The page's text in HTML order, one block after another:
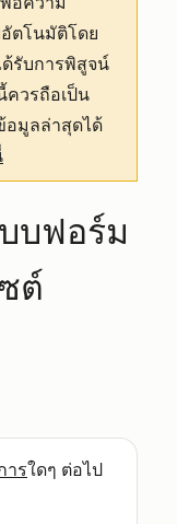
ตโนมัติโดย
รับการพิสูจน์
วรถือเป็น
มูลล่าสุดได้
บฟอร์ม
ต์
ารใดๆ ต่อไป